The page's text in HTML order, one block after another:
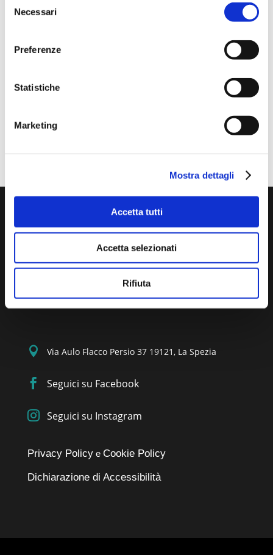
delNecessari
Preferenze
Statistiche
Marketing
Mostra dettagli
Accetta tutti
Accetta selezionati
Rifiuta
casa”_ 10 luglio dalle 14.30 alle 18.30
APE_30 giugno dalle 14.30 alle 18.30
Visita al cantiere Polo Ospedaliero del Felettino_8
 segreteria@collegio.geometri.sp.it
collegio.laspezia@geopec.it
 0187 739356
 Via Aulo Flacco Persio 37 19121, La Spezia
 Seguici su Facebook
 Seguici su Instagram
Privacy Policye Cookie Policy
Dichiarazione di Accessibilità